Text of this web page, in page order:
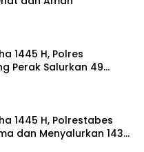
1445 H, Polres
Perak Salurkan 49
1445 H, Polrestabes
dan Menyalurkan 143